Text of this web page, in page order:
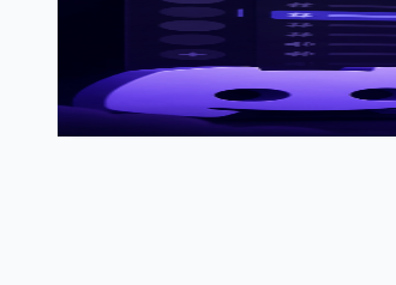
Discord 频道接入
OpenClawDiscordBot代理Mihomo
58
0